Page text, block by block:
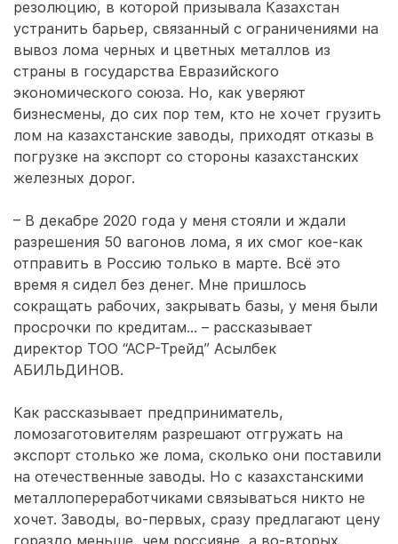
резолюцию, в которой призывала Казахстан
устранить барьер, связанный с ограничениями на
вывоз лома черных и цветных металлов из
страны в государства Евразийского
экономического союза. Но, как уверяют
бизнесмены, до сих пор тем, кто не хочет грузить
лом на казахстанские заводы, приходят отказы в
погрузке на экспорт со стороны казахстанских
железных дорог.
– В декабре 2020 года у меня стояли и ждали
разрешения 50 вагонов лома, я их смог кое-как
отправить в Россию только в марте. Всё это
время я сидел без денег. Мне пришлось
сокращать рабочих, закрывать базы, у меня были
просрочки по кредитам… – рассказывает
директор ТОО “АСР-Трейд” Асылбек
АБИЛЬДИНОВ.
Как рассказывает предприниматель,
ломозаготовителям разрешают отгружать на
экспорт столько же лома, сколько они поставили
на отечественные заводы. Но с казахстанскими
металлопереработчиками связываться никто не
хочет. Заводы, во-первых, сразу предлагают цену
гораздо меньше, чем россияне, а во-вторых,